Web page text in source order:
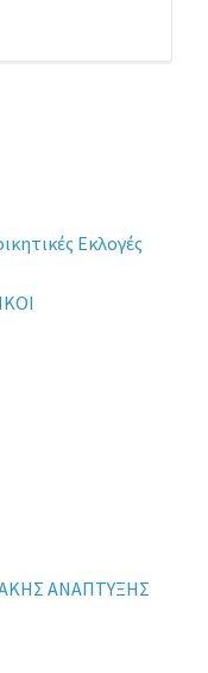
Εκλογές
ΑΝΑΠΤΥΞΗΣ